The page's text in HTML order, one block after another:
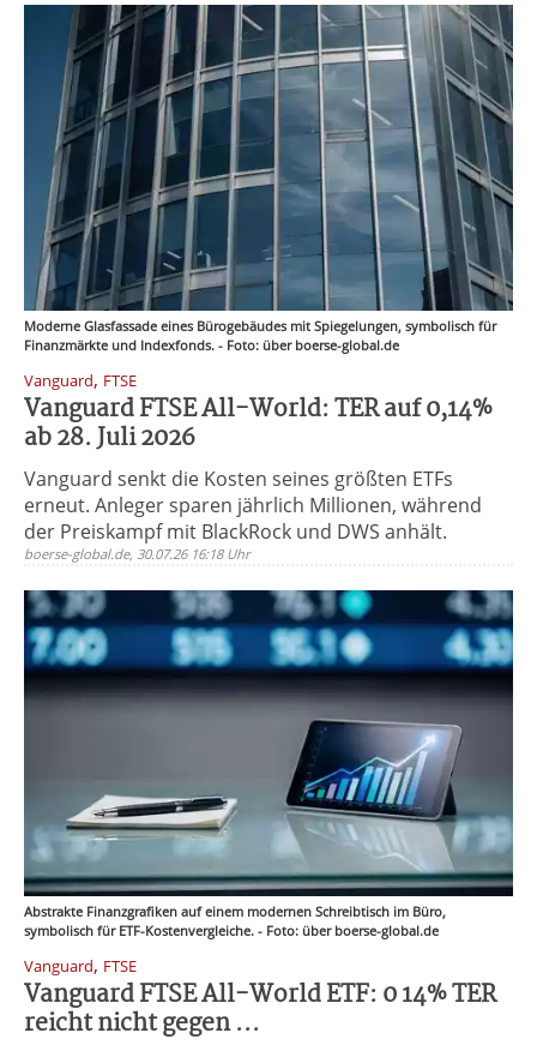
Moderne Glasfassade eines Bürogebäudes mit Spiegelungen, symbolisch für
Finanzmärkte und Indexfonds. - Foto: über boerse-global.de
Vanguard, FTSE
Vanguard FTSE All-World: TER auf 0,14%
ab 28. Juli 2026
Vanguard senkt die Kosten seines größten ETFs
erneut. Anleger sparen jährlich Millionen, während
der Preiskampf mit BlackRock und DWS anhält.
boerse-global.de, 30.07.26 16:18 Uhr
Abstrakte Finanzgrafiken auf einem modernen Schreibtisch im Büro,
symbolisch für ETF-Kostenvergleiche. - Foto: über boerse-global.de
Vanguard, FTSE
Vanguard FTSE All-World ETF: 0 14% TER
reicht nicht gegen ...